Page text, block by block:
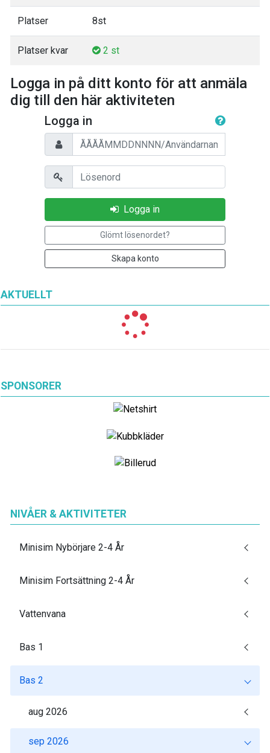
AKTUELLT
SPONSORER
Platser 8st
Platser kvar 2 st
Logga in på ditt konto för att anmäla
dig till den här aktiviteten
Logga in
Personnummer/Användarnamn
Lösenord
Logga in
Glömt lösenordet?
Skapa konto
NIVÅER & AKTIVITETER
Minisim Nybörjare 2-4 År
Minisim Fortsättning 2-4 År
Vattenvana
Bas 1
Bas 2
aug 2026
sep 2026